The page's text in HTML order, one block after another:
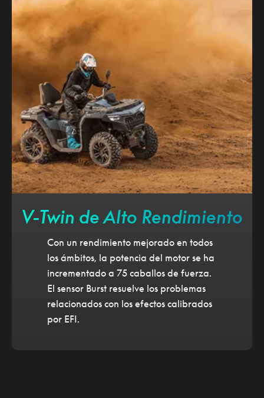
V-Twin de Alto Rendimiento
Con un rendimiento mejorado en todos
los ámbitos, la potencia del motor se ha
incrementado a 75 caballos de fuerza.
El sensor Burst resuelve los problemas
relacionados con los efectos calibrados
por EFI.